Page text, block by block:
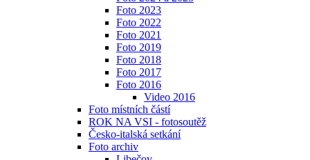
Foto 2023
Foto 2022
Foto 2021
Foto 2019
Foto 2018
Foto 2017
Foto 2016
Video 2016
Foto místních částí
ROK NA VSI - fotosoutěž
Česko-italská setkání
Foto archiv